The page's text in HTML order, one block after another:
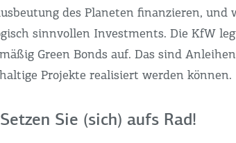
des Planeten finanzieren, und
sinnvollen Investments. Die KfW
Green Bonds auf. Das sind
Projekte realisiert werden können.
Sie (sich) aufs Rad!